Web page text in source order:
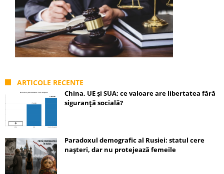
ARTICOLE RECENTE
China, UE și SUA: ce valoare are libertatea fără
siguranță socială?
Paradoxul demografic al Rusiei: statul cere
nașteri, dar nu protejează femeile